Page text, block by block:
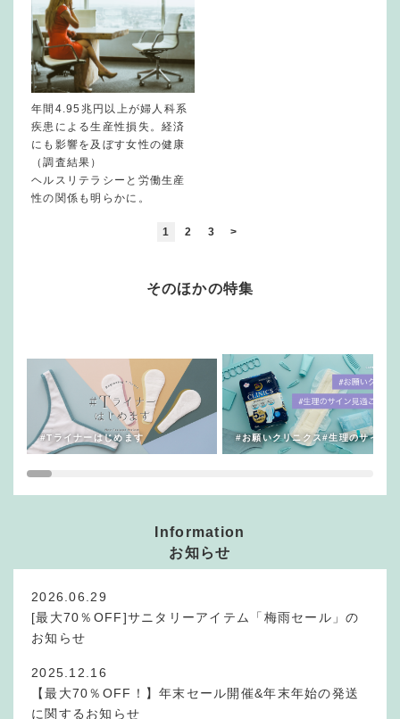
年間4.95兆円以上が婦人科系
疾患による生産性損失。経済
にも影響を及ぼす女性の健康
（調査結果）
ヘルスリテラシーと労働生産
性の関係も明らかに。
1 2 3 >
そのほかの特集
#Tライナーはじめます #お願いクリニクス#生理のサイン
Information
お知らせ
2026.06.29
[最大70％OFF]サニタリーアイテム「梅雨セール」の
お知らせ
2025.12.16
【最大70％OFF！】年末セール開催&年末年始の発送
に関するお知らせ